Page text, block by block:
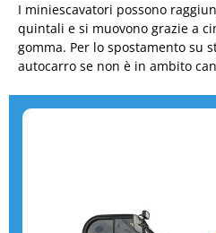
I miniescavatori possono
quintali e si muovono grazie a
gomma. Per lo spostamento su
autocarro se non è in ambito